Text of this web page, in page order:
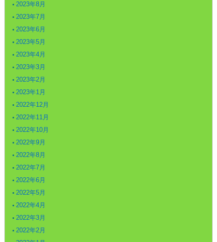
2023年8月
2023年7月
2023年6月
2023年5月
2023年4月
2023年3月
2023年2月
2023年1月
2022年12月
2022年11月
2022年10月
2022年9月
2022年8月
2022年7月
2022年6月
2022年5月
2022年4月
2022年3月
2022年2月